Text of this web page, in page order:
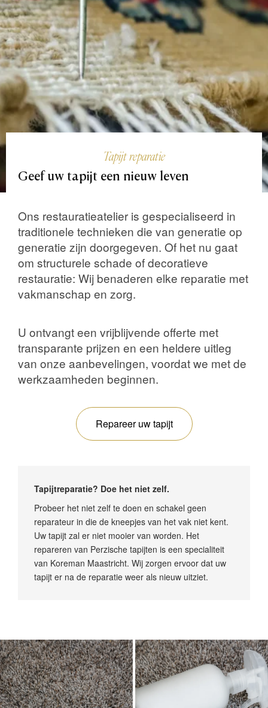
Tapijt reparatie
Geef uw tapijt een nieuw leven
Ons restauratieatelier is gespecialiseerd in
traditionele technieken die van generatie op
generatie zijn doorgegeven. Of het nu gaat
om structurele schade of decoratieve
restauratie: Wij benaderen elke reparatie met
vakmanschap en zorg.
U ontvangt een vrijblijvende offerte met
transparante prijzen en een heldere uitleg
van onze aanbevelingen, voordat we met de
werkzaamheden beginnen.
Repareer uw tapijt
Tapijtreparatie? Doe het niet zelf.
Probeer het niet zelf te doen en schakel geen
reparateur in die de kneepjes van het vak niet kent.
Uw tapijt zal er niet mooier van worden. Het
repareren van Perzische tapijten is een specialiteit
van Koreman Maastricht. Wij zorgen ervoor dat uw
tapijt er na de reparatie weer als nieuw uitziet.